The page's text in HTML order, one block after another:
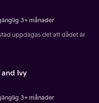
3+ månader
uppdagas det att dådet är
and Ivy
3+ månader